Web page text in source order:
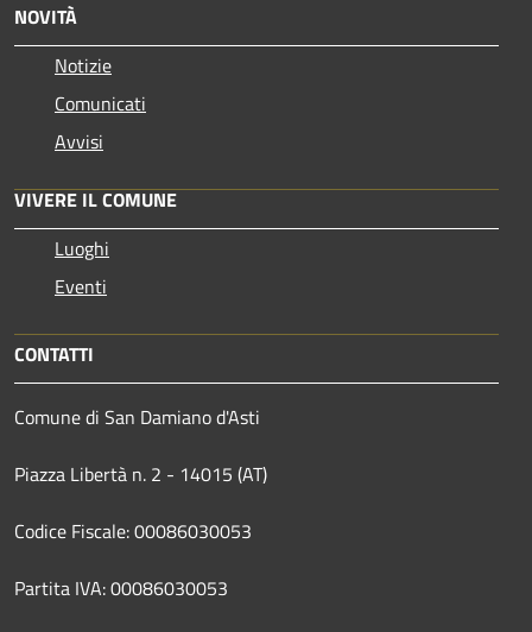
NOVITÀ
Notizie
Comunicati
Avvisi
VIVERE IL COMUNE
Luoghi
Eventi
CONTATTI
Comune di San Damiano d'Asti
Piazza Libertà n. 2 - 14015 (AT)
Codice Fiscale: 00086030053
Partita IVA: 00086030053